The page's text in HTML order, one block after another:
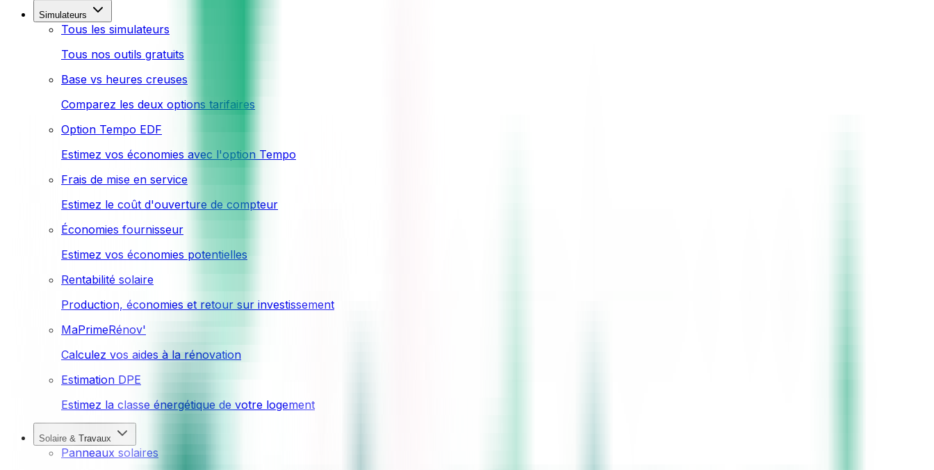
Simulateurs
Tous les simulateurs
Tous nos outils gratuits
Base vs heures creuses
Comparez les deux options tarifaires
Option Tempo EDF
Estimez vos économies avec l'option Tempo
Frais de mise en service
Estimez le coût d'ouverture de compteur
Économies fournisseur
Estimez vos économies potentielles
Rentabilité solaire
Production, économies et retour sur investissement
MaPrimeRénov'
Calculez vos aides à la rénovation
Estimation DPE
Estimez la classe énergétique de votre logement
Solaire & Travaux
Panneaux solaires